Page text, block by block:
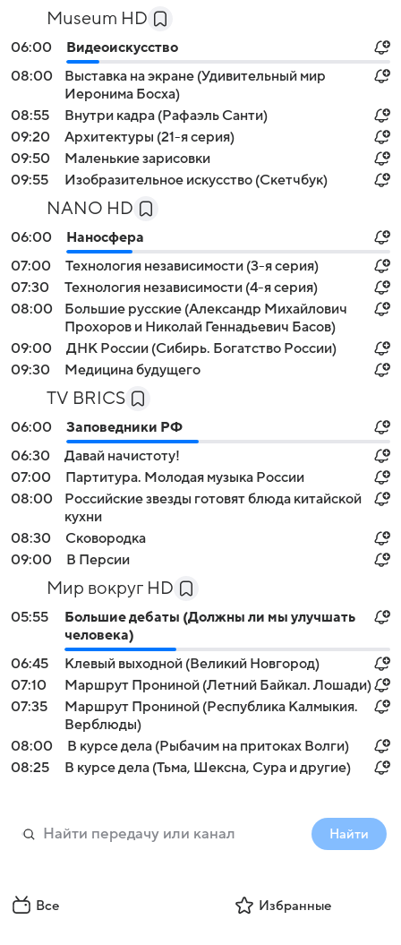
Museum HD
06:00
Видеоискусство
08:00
Выставка на экране (Удивительный мир
Иеронима Босха)
08:55
Внутри кадра (Рафаэль Санти)
09:20
Архитектуры (21-я серия)
09:50
Маленькие зарисовки
09:55
Изобразительное искусство (Скетчбук)
NANO HD
06:00
Наносфера
07:00
Технология независимости (3-я серия)
07:30
Технология независимости (4-я серия)
08:00
Большие русские (Александр Михайлович
Прохоров и Николай Геннадьевич Басов)
09:00
ДНК России (Сибирь. Богатство России)
09:30
Медицина будущего
TV BRICS
06:00
Заповедники РФ
06:30
Давай начистоту!
07:00
Партитура. Молодая музыка России
08:00
Российские звезды готовят блюда китайской
кухни
08:30
Сковородка
09:00
В Персии
Мир вокруг HD
05:55
Большие дебаты (Должны ли мы улучшать
человека)
06:45
Клевый выходной (Великий Новгород)
07:10
Маршрут Прониной (Летний Байкал. Лошади)
07:35
Маршрут Прониной (Республика Калмыкия.
Верблюды)
08:00
В курсе дела (Рыбачим на притоках Волги)
08:25
В курсе дела (Тьма, Шексна, Сура и другие)
Найти
Все Избранные